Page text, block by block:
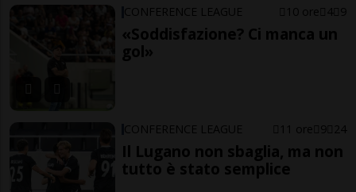
CONFERENCE LEAGUE 10 ore 4 9
«Soddisfazione? Ci manca un
gol»
CONFERENCE LEAGUE 11 ore 9 24
Il Lugano non sbaglia, ma non
tutto è stato semplice